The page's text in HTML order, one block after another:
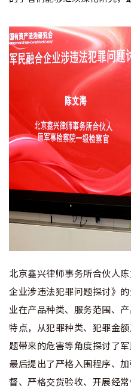
北京鑫兴律师事务所合伙人
企业涉违法犯罪问题探讨》
业在产品种类、服务范围、
特点，从犯罪种类、犯罪金
题带来的危害等角度探讨了
最后提出了严格入围程序、
督、严格交货验收、开展经